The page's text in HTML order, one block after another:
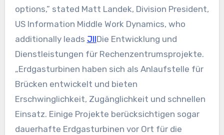
options,” stated Matt Landek, Division President,
US Information Middle Work Dynamics, who
additionally leads JllDie Entwicklung und
Dienstleistungen für Rechenzentrumsprojekte.
„Erdgasturbinen haben sich als Anlaufstelle für
Brücken entwickelt und bieten
Erschwinglichkeit, Zugänglichkeit und schnellen
Einsatz. Einige Projekte berücksichtigen sogar
dauerhafte Erdgasturbinen vor Ort für die